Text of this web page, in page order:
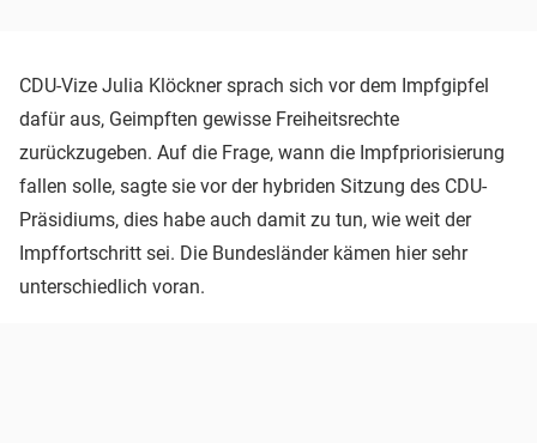
CDU-Vize Julia Klöckner sprach sich vor dem Impfgipfel
dafür aus, Geimpften gewisse Freiheitsrechte
zurückzugeben. Auf die Frage, wann die Impfpriorisierung
fallen solle, sagte sie vor der hybriden Sitzung des CDU-
Präsidiums, dies habe auch damit zu tun, wie weit der
Impffortschritt sei. Die Bundesländer kämen hier sehr
unterschiedlich voran.